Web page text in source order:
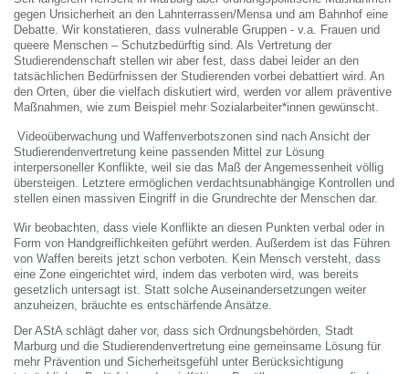
gegen Unsicherheit an den Lahnterrassen/Mensa und am Bahnhof eine
Debatte. Wir konstatieren, dass vulnerable Gruppen - v.a. Frauen und
queere Menschen – Schutzbedürftig sind. Als Vertretung der
Studierendenschaft stellen wir aber fest, dass dabei leider an den
tatsächlichen Bedürfnissen der Studierenden vorbei debattiert wird. An
den Orten, über die vielfach diskutiert wird, werden vor allem präventive
Maßnahmen, wie zum Beispiel mehr Sozialarbeiter*innen gewünscht.
Videoüberwachung und Waffenverbotszonen sind nach Ansicht der
Studierendenvertretung keine passenden Mittel zur Lösung
interpersoneller Konflikte, weil sie das Maß der Angemessenheit völlig
übersteigen. Letztere ermöglichen verdachtsunabhängige Kontrollen und
stellen einen massiven Eingriff in die Grundrechte der Menschen dar.
Wir beobachten, dass viele Konflikte an diesen Punkten verbal oder in
Form von Handgreiflichkeiten geführt werden. Außerdem ist das Führen
von Waffen bereits jetzt schon verboten. Kein Mensch versteht, dass
eine Zone eingerichtet wird, indem das verboten wird, was bereits
gesetzlich untersagt ist. Statt solche Auseinandersetzungen weiter
anzuheizen, bräuchte es entschärfende Ansätze.
Der AStA schlägt daher vor, dass sich Ordnungsbehörden, Stadt
Marburg und die Studierendenvertretung eine gemeinsame Lösung für
mehr Prävention und Sicherheitsgefühl unter Berücksichtigung